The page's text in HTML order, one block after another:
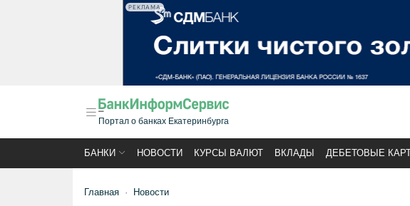
РЕКЛАМА
Портал о банках Екатеринбурга
БАНКИ НОВОСТИ КУРСЫ ВАЛЮТ ВКЛАДЫ ДЕБЕТОВЫЕ
Главная Новости